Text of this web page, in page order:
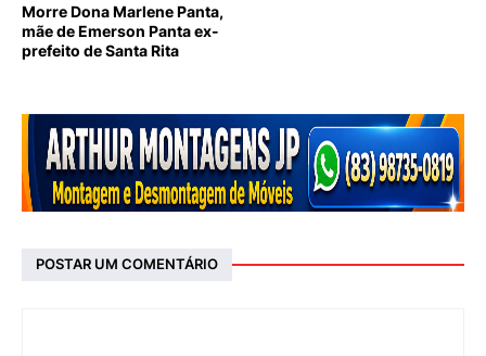
Morre Dona Marlene Panta,
mãe de Emerson Panta ex-
prefeito de Santa Rita
POSTAR UM COMENTÁRIO